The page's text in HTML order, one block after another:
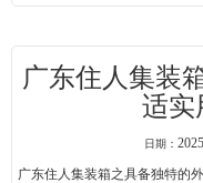
广东住人集装
适实
日期：
广东住人集装箱之具备独特的